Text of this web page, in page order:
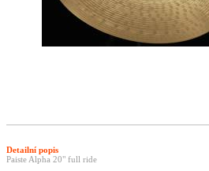
Detailní popis
Paiste Alpha 20" full ride